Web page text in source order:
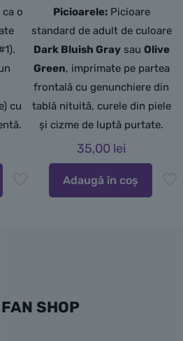
o
cu
Picioarele:Picioare
standard de adult de culoare
Dark Bluish Graysau Olive
Green, imprimate pe partea
frontală cu genunchiere din
tablă nituită, curele din piele
și cizme de luptă purtate.
35,00 lei
Adaugă în coș
SHOP